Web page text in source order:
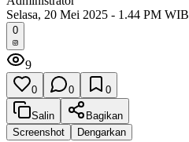
Selasa, 20 Mei 2025 - 1.44 PM WIB
0
9
0 0 0
Salin
Bagikan
Screenshot
Dengarkan